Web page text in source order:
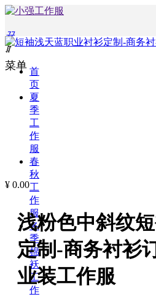
끀
ꁲ
首
页
夏
季
工
作
服
春
秋
工
作
服
冬
季
棉
袄
工
作
菜单
¥ 0.00
浅粉色中斜纹
定制-商务衬衫
业装工作服